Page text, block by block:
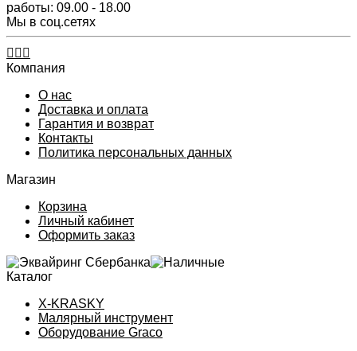
работы: 09.00 - 18.00
Мы в соц.сетях
Компания
О нас
Доставка и оплата
Гарантия и возврат
Контакты​
Политика персональных данных
Магазин
Корзина
Личный кабинет
Оформить заказ
Каталог
X-KRASKY
Малярный инструмент
Оборудование Graco